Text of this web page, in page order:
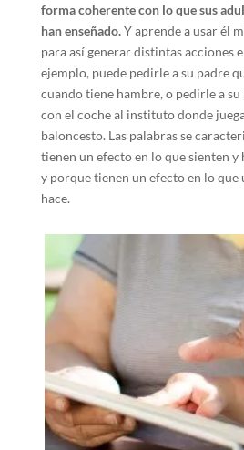
forma coherente con lo que sus
han enseñado.Y aprende a usar él
para así generar distintas acciones
ejemplo, puede pedirle a su padre
cuando tiene hambre, o pedirle a
con el coche al instituto donde
baloncesto. Las palabras se
tienen un efecto en lo que sienten y
y porque tienen un efecto en lo que
hace.